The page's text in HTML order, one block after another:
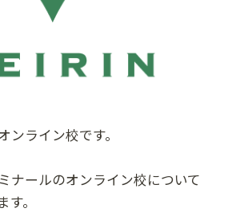
ンライン校です。
ナールのオンライン校について
。